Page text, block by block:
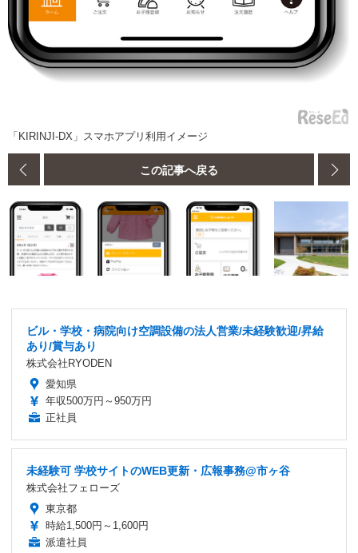
「KIRINJI-DX」スマホアプリ利用イメージ
この記事へ戻る
ビル・学校・病院向け空調設備の法人営業/未経験歓迎/昇給
あり/賞与あり
株式会社RYODEN
愛知県
年収500万円～950万円
正社員
未経験可 学校サイトのWEB更新・広報事務@市ヶ谷
株式会社フェローズ
東京都
時給1,500円～1,600円
派遣社員